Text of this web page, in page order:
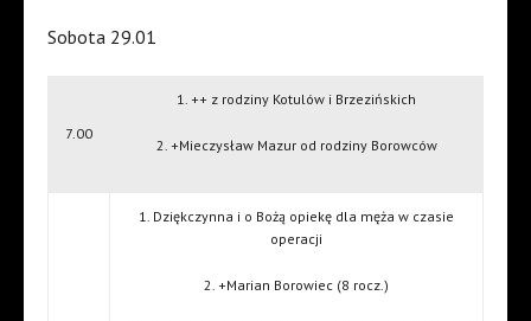
Sobota 29.01
7.00
1. ++ z rodziny Kotulów i Brzezińskich
2. +Mieczysław Mazur od rodziny Borowców
1. Dziękczynna i o Bożą opiekę dla męża w czasie
operacji
2. +Marian Borowiec (8 rocz.)